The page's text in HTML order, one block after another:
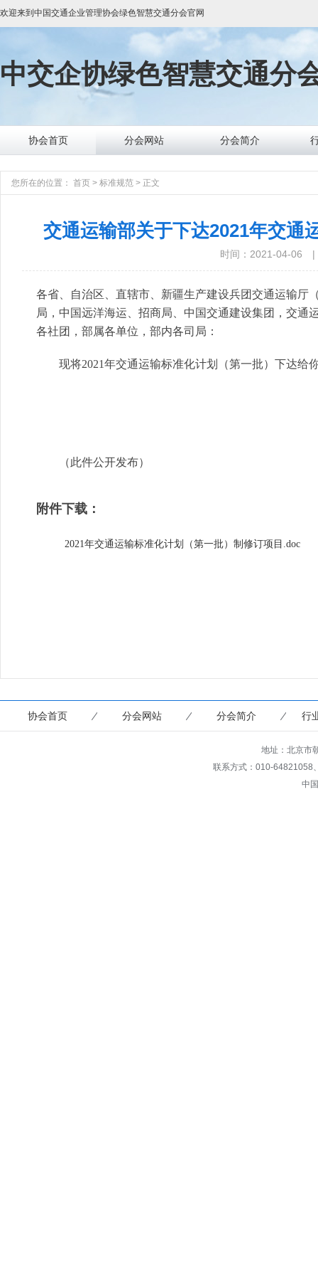
欢迎来到 中国交通企业管理协会绿色智慧交通分会官网
中交企协绿色智慧交通分
协会首页 分会网站 分会简介
您所在的位置： 首页 > 标准规范 > 正文
交通运输部关于下达2021年交通
时间：2021-04-06 |
各省、自治区、直辖市、新疆生产建设兵团交通运输厅
局，中国远洋海运、招商局、中国交通建设集团，交通
各社团，部属各单位，部内各司局：
现将2021年交通运输标准化计划（第一批）下达给
（此件公开发布）
附件下载：
2021年交通运输标准化计划（第一批）制修订项目.doc
协会首页 分会网站 分会简介 行
地址：北京市
联系方式：010-
中